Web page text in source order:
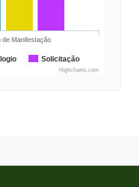
Solicitação
de Manifestação
Highcharts.com